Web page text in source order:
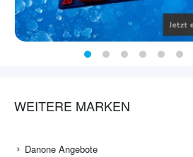
WEITERE MARKEN
Danone Angebote